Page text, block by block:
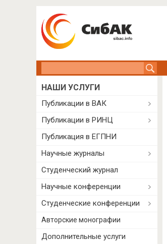
НАШИ УСЛУГИ
Публикации в ВАК
Публикации в РИНЦ
Публикация в ЕГПНИ
Научные журналы
Студенческий журнал
Научные конференции
Студенческие конференции
Авторские монографии
Дополнительные услуги